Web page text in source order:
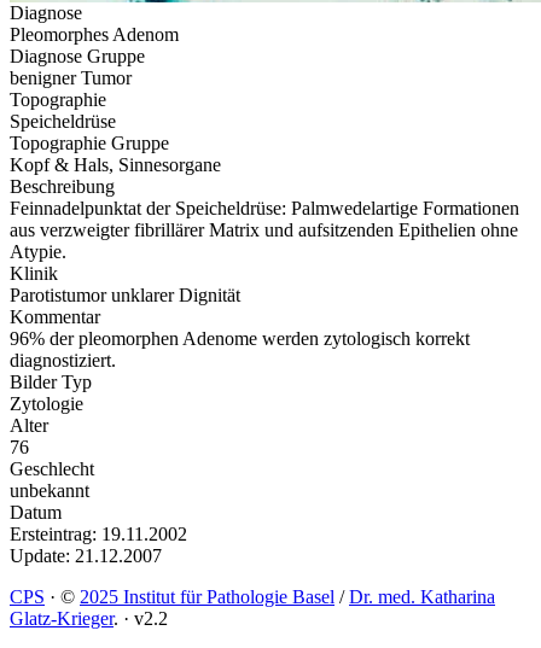
Diagnose
Pleomorphes Adenom
Diagnose Gruppe
benigner Tumor
Topographie
Speicheldrüse
Topographie Gruppe
Kopf & Hals, Sinnesorgane
Beschreibung
Feinnadelpunktat der Speicheldrüse: Palmwedelartige Formationen
aus verzweigter fibrillärer Matrix und aufsitzenden Epithelien ohne
Atypie.
Klinik
Parotistumor unklarer Dignität
Kommentar
96% der pleomorphen Adenome werden zytologisch korrekt
diagnostiziert.
Bilder Typ
Zytologie
Alter
76
Geschlecht
unbekannt
Datum
Ersteintrag: 19.11.2002
Update: 21.12.2007
CPS · © 2025 Institut für Pathologie Basel /Dr. med. Katharina
Glatz-Krieger. · v2.2